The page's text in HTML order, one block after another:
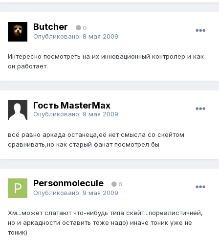
Butcher 0
Опубликовано: 8 мая 2009
Интересно посмотреть на их инновационный контролер и как
он работает.
Гость MasterMax
Опубликовано: 9 мая 2009
всё равно аркада останеца,её нет смысла со скейтом
сравнивать,но как старый фанат посмотрел бы
Personmolecule 0
Опубликовано: 9 мая 2009
Хм...может слатают что-нибудь типа скейт...пореалистичней,
но и аркадности оставить тоже надо) иначе тоник уже не
тоник)